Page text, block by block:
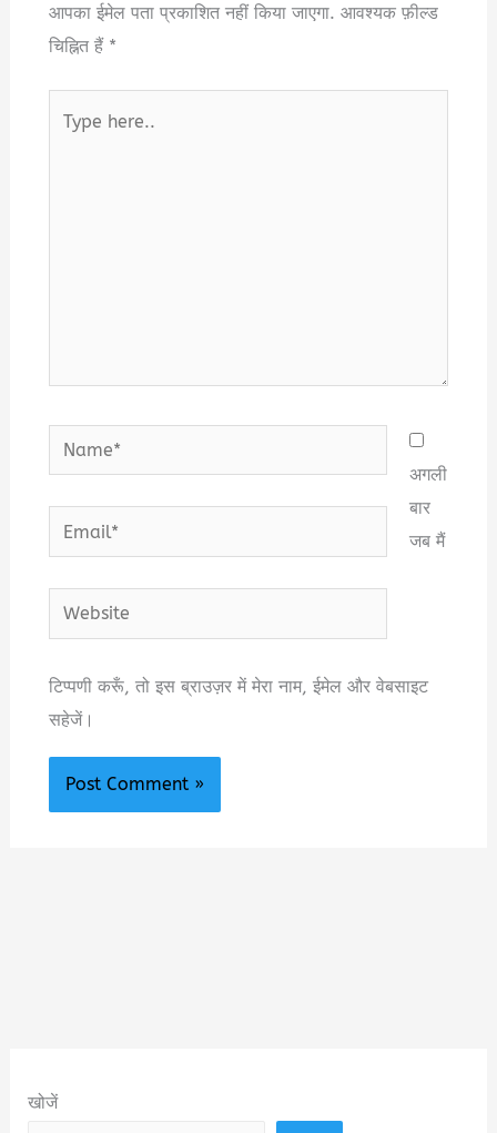
आपका ईमेल पता प्रकाशित नहीं किया जाएगा. आवश्यक फ़ील्ड
चिह्नित हैं *
here..
Name*
Email*
Website
अगली
बार
जब मैं
टिप्पणी करूँ, तो इस ब्राउज़र में मेरा नाम, ईमेल और वेबसाइट
सहेजें।
खोजें